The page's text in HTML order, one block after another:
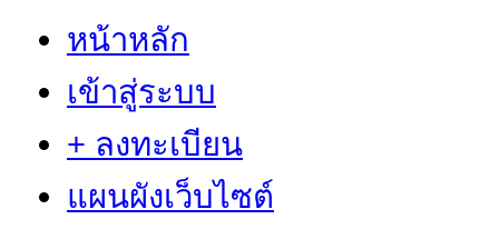
หน้าหลัก
เข้าสู่ระบบ
+ ลงทะเบียน
แผนผังเว็บไซต์